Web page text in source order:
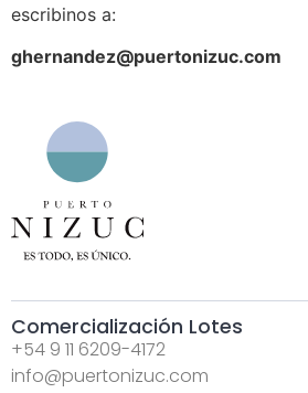
escribinos a:
ghernandez@puertonizuc.com
Comercialización Lotes
+54 9 11 6209-4172
info@puertonizuc.com